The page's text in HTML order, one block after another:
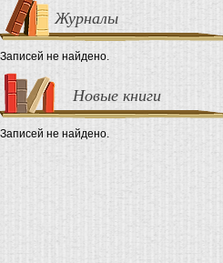
Журналы
Записей не найдено.
Новые книги
Записей не найдено.